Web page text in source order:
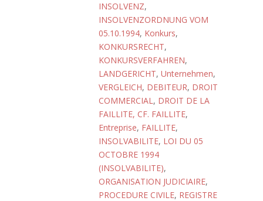
INSOLVENZ,
INSOLVENZORDNUNG VOM
05.10.1994, Konkurs,
KONKURSRECHT,
KONKURSVERFAHREN,
LANDGERICHT, Unternehmen,
VERGLEICH, DEBITEUR, DROIT
COMMERCIAL, DROIT DE LA
FAILLITE, CF. FAILLITE,
Entreprise, FAILLITE,
INSOLVABILITE, LOI DU 05
OCTOBRE 1994
(INSOLVABILITE),
ORGANISATION JUDICIAIRE,
PROCEDURE CIVILE, REGISTRE